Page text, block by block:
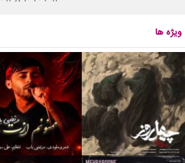
ویژه ها